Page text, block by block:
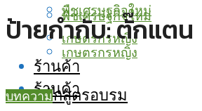
พืชเศรษฐกิจใหม่
เกษตรกรหญิง
ร้านค้า
พืชเศรษฐกิจใหม่
เกษตรกรหญิง
ร้านค้า
หลักสูตรอบรม
ป้ายกำกับ:ตั๊กแตน
บทความ